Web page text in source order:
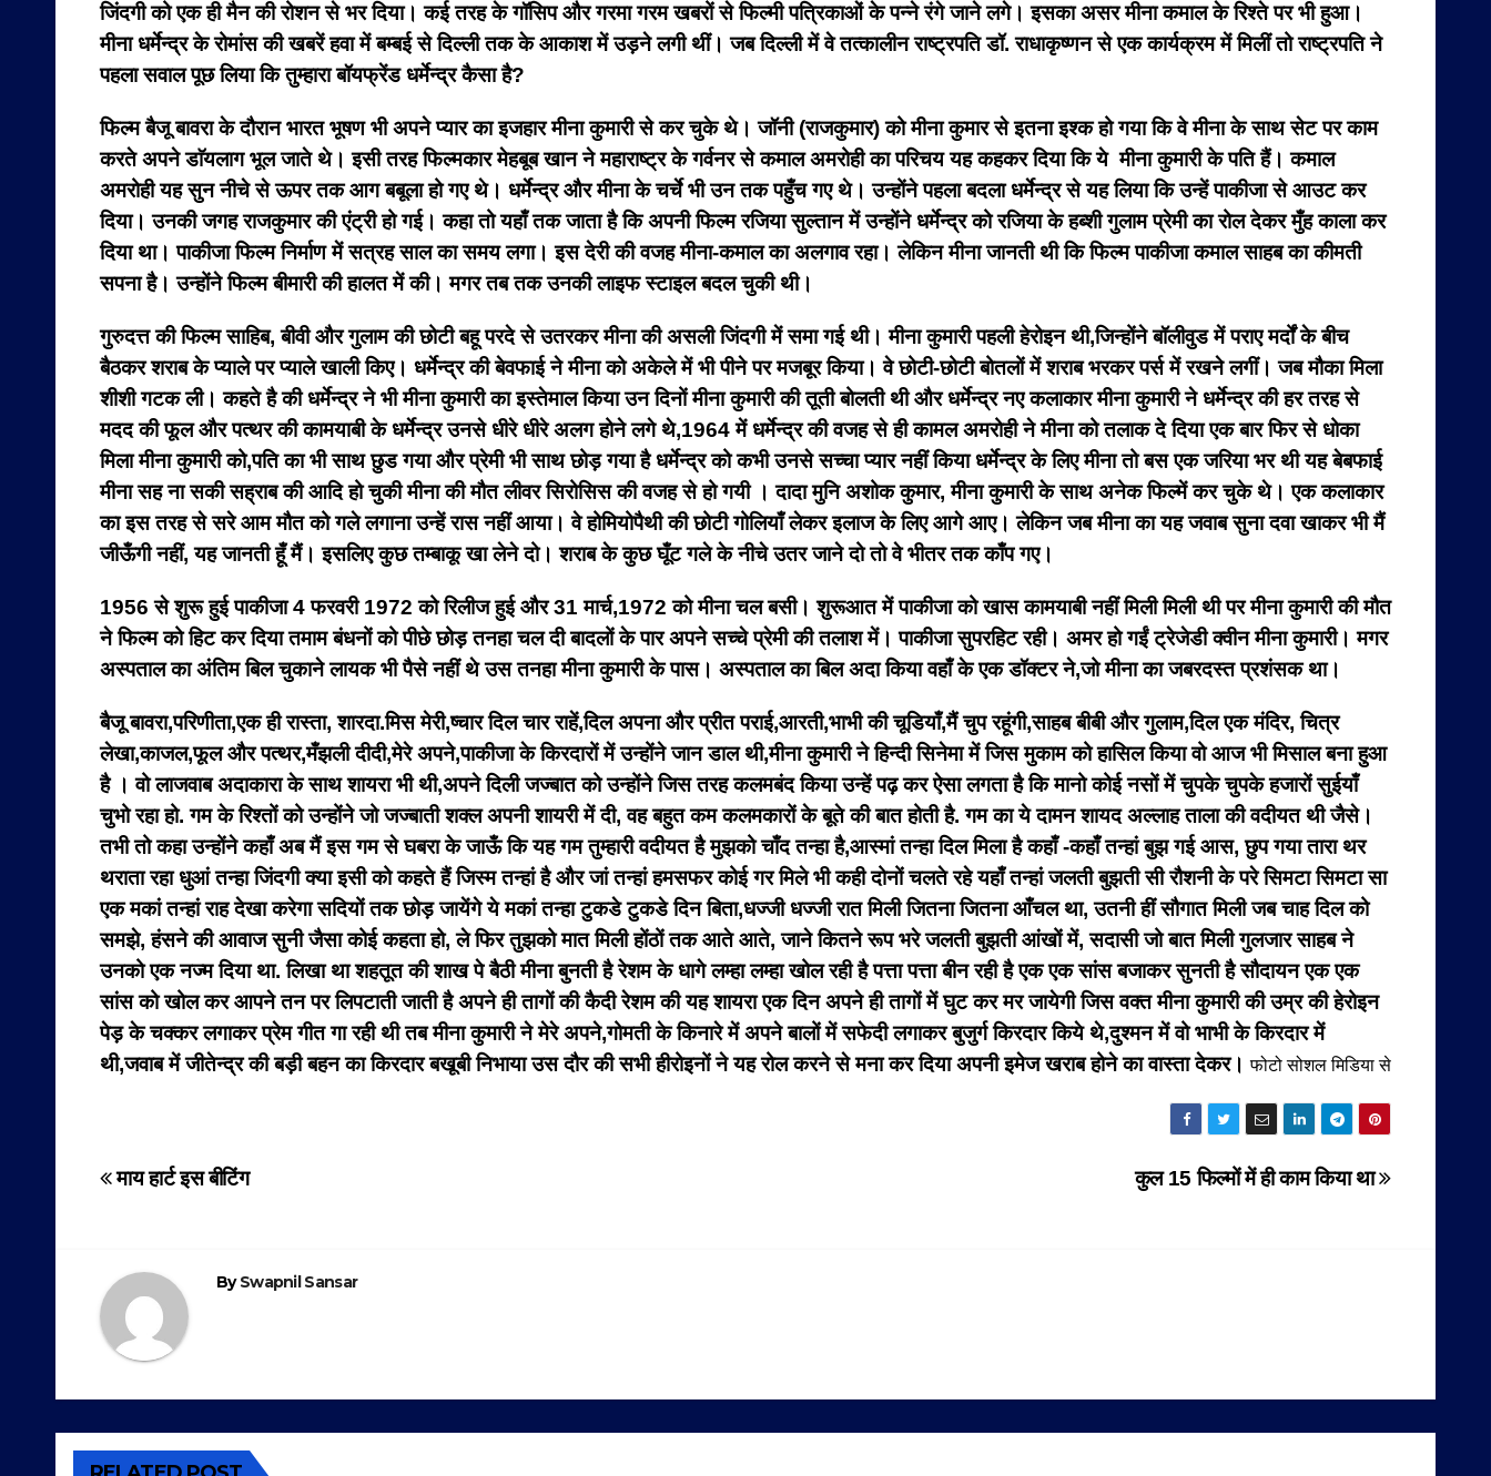
जिंदगी को एक ही मैन की रोशन से भर दिया। कई तरह के गॉसिप और गरमा गरम खबरों से फिल्मी पत्रिकाओं के पन्ने रंगे जाने लगे। इसका असर मीना कमाल के रिश्ते पर भी हुआ।
मीना धर्मेन्द्र के रोमांस की खबरें हवा में बम्बई से दिल्ली तक के आकाश में उड़ने लगी थीं। जब दिल्ली में वे तत्कालीन राष्ट्रपति डॉ. राधाकृष्णन से एक कार्यक्रम में मिलीं तो राष्ट्रपति ने
पहला सवाल पूछ लिया कि तुम्हारा बॉयफ्रेंड धर्मेन्द्र कैसा है?
फिल्म बैजू बावरा के दौरान भारत भूषण भी अपने प्यार का इजहार मीना कुमारी से कर चुके थे। जॉनी (राजकुमार) को मीना कुमार से इतना इश्क हो गया कि वे मीना के साथ सेट पर काम
करते अपने डाॅयलाग भूल जाते थे। इसी तरह फिल्मकार मेहबूब खान ने महाराष्ट्र के गर्वनर से कमाल अमरोही का परिचय यह कहकर दिया कि ये मीना कुमारी के पति हैं। कमाल
अमरोही यह सुन नीचे से ऊपर तक आग बबूला हो गए थे। धर्मेन्द्र और मीना के चर्चे भी उन तक पहुँच गए थे। उन्होंने पहला बदला धर्मेन्द्र से यह लिया कि उन्हें पाकीजा से आउट कर
दिया। उनकी जगह राजकुमार की एंट्री हो गई। कहा तो यहाँ तक जाता है कि अपनी फिल्म रजिया सुल्तान में उन्होंने धर्मेन्द्र को रजिया के हब्शी गुलाम प्रेमी का रोल देकर मुँह काला कर
दिया था। पाकीजा फिल्म निर्माण में सत्रह साल का समय लगा। इस देरी की वजह मीना-कमाल का अलगाव रहा। लेकिन मीना जानती थी कि फिल्म पाकीजा कमाल साहब का कीमती
सपना है। उन्होंने फिल्म बीमारी की हालत में की। मगर तब तक उनकी लाइफ स्टाइल बदल चुकी थी।
गुरुदत्त की फिल्म साहिब, बीवी और गुलाम की छोटी बहू परदे से उतरकर मीना की असली जिंदगी में समा गई थी। मीना कुमारी पहली हेरोइन थी,जिन्होंने बॉलीवुड में पराए मर्दों के बीच
बैठकर शराब के प्याले पर प्याले खाली किए। धर्मेन्द्र की बेवफाई ने मीना को अकेले में भी पीने पर मजबूर किया। वे छोटी-छोटी बोतलों में शराब भरकर पर्स में रखने लगीं। जब मौका मिला
शीशी गटक ली। कहते है की धर्मेन्द्र ने भी मीना कुमारी का इस्तेमाल किया उन दिनों मीना कुमारी की तूती बोलती थी और धर्मेन्द्र नए कलाकार मीना कुमारी ने धर्मेन्द्र की हर तरह से
मदद की फूल और पत्थर की कामयाबी के धर्मेन्द्र उनसे धीरे धीरे अलग होने लगे थे,1964 में धर्मेन्द्र की वजह से ही कामल अमरोही ने मीना को तलाक दे दिया एक बार फिर से धोका
मिला मीना कुमारी को,पति का भी साथ छुड गया और प्रेमी भी साथ छोड़ गया है धर्मेन्द्र को कभी उनसे सच्चा प्यार नहीं किया धर्मेन्द्र के लिए मीना तो बस एक जरिया भर थी यह बेबफाई
मीना सह ना सकी सह्राब की आदि हो चुकी मीना की मौत लीवर सिरोसिस की वजह से हो गयी । दादा मुनि अशोक कुमार, मीना कुमारी के साथ अनेक फिल्में कर चुके थे। एक कलाकार
का इस तरह से सरे आम मौत को गले लगाना उन्हें रास नहीं आया। वे होमियोपैथी की छोटी गोलियाँ लेकर इलाज के लिए आगे आए। लेकिन जब मीना का यह जवाब सुना दवा खाकर भी मैं
जीऊँगी नहीं, यह जानती हूँ मैं। इसलिए कुछ तम्बाकू खा लेने दो। शराब के कुछ घूँट गले के नीचे उतर जाने दो तो वे भीतर तक काँप गए।
1956 से शुरू हुई पाकीजा 4 फरवरी 1972 को रिलीज हुई और 31 मार्च,1972 को मीना चल बसी। शुरूआत में पाकीजा को खास कामयाबी नहीं मिली मिली थी पर मीना कुमारी की मौत
ने फिल्म को हिट कर दिया तमाम बंधनों को पीछे छोड़ तनहा चल दी बादलों के पार अपने सच्चे प्रेमी की तलाश में। पाकीजा सुपरहिट रही। अमर हो गईं ट्रेजेडी क्वीन मीना कुमारी। मगर
अस्पताल का अंतिम बिल चुकाने लायक भी पैसे नहीं थे उस तनहा मीना कुमारी के पास। अस्पताल का बिल अदा किया वहाँ के एक डॉक्टर ने,जो मीना का जबरदस्त प्रशंसक था।
बैजू बावरा,परिणीता,एक ही रास्ता, शारदा.मिस मेरी,ष्चार दिल चार राहें,दिल अपना और प्रीत पराई,आरती,भाभी की चूडियाँ,मैं चुप रहूंगी,साहब बीबी और गुलाम,दिल एक मंदिर, चित्र
लेखा,काजल,फूल और पत्थर,मँझली दीदी,मेरे अपने,पाकीजा के किरदारों में उन्होंने जान डाल थी,मीना कुमारी ने हिन्दी सिनेमा में जिस मुकाम को हासिल किया वो आज भी मिसाल बना हुआ
है । वो लाजवाब अदाकारा के साथ शायरा भी थी,अपने दिली जज्बात को उन्होंने जिस तरह कलमबंद किया उन्हें पढ़ कर ऐसा लगता है कि मानो कोई नसों में चुपके चुपके हजारों सुईयाँ
चुभो रहा हो. गम के रिश्तों को उन्होंने जो जज्बाती शक्ल अपनी शायरी में दी, वह बहुत कम कलमकारों के बूते की बात होती है. गम का ये दामन शायद अल्लाह ताला की वदीयत थी जैसे।
तभी तो कहा उन्होंने कहाँ अब मैं इस गम से घबरा के जाऊँ कि यह गम तुम्हारी वदीयत है मुझको चाँद तन्हा है,आस्मां तन्हा दिल मिला है कहाँ -कहाँ तन्हां बुझ गई आस, छुप गया तारा थर
थराता रहा धुआं तन्हा जिंदगी क्या इसी को कहते हैं जिस्म तन्हां है और जां तन्हां हमसफर कोई गर मिले भी कही दोनों चलते रहे यहाँ तन्हां जलती बुझती सी रौशनी के परे सिमटा सिमटा सा
एक मकां तन्हां राह देखा करेगा सदियों तक छोड़ जायेंगे ये मकां तन्हा टुकडे टुकडे दिन बिता,धज्जी धज्जी रात मिली जितना जितना आँचल था, उतनी हीं सौगात मिली जब चाह दिल को
समझे, हंसने की आवाज सुनी जैसा कोई कहता हो, ले फिर तुझको मात मिली होंठों तक आते आते, जाने कितने रूप भरे जलती बुझती आंखों में, सदासी जो बात मिली गुलजार साहब ने
उनको एक नज्म दिया था. लिखा था शहतूत की शाख पे बैठी मीना बुनती है रेशम के धागे लम्हा लम्हा खोल रही है पत्ता पत्ता बीन रही है एक एक सांस बजाकर सुनती है सौदायन एक एक
सांस को खोल कर आपने तन पर लिपटाती जाती है अपने ही तागों की कैदी रेशम की यह शायरा एक दिन अपने ही तागों में घुट कर मर जायेगी जिस वक्त मीना कुमारी की उम्र की हेरोइन
पेड़ के चक्कर लगाकर प्रेम गीत गा रही थी तब मीना कुमारी ने मेरे अपने,गोमती के किनारे में अपने बालों में सफेदी लगाकर बुजुर्ग किरदार किये थे,दुश्मन में वो भाभी के किरदार में
थी,जवाब में जीतेन्द्र की बड़ी बहन का किरदार बखूबी निभाया उस दौर की सभी हीरोइनों ने यह रोल करने से मना कर दिया अपनी इमेज खराब होने का वास्ता देकर।फोटो सोशल मिडिया से
Post
कुल 15 फिल्मों में ही काम किया था
माय हार्ट इस बीटिंग
BySwapnil Sansar